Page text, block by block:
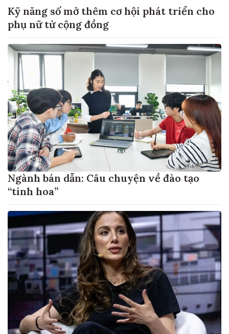
Kỹ năng số mở thêm cơ hội phát triển cho
phụ nữ từ cộng đồng
Ngành bán dẫn: Câu chuyện về đào tạo
“tinh hoa”